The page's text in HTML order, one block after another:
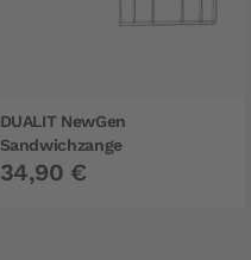
DUALIT NewGen
Sandwichzange
34,90 €